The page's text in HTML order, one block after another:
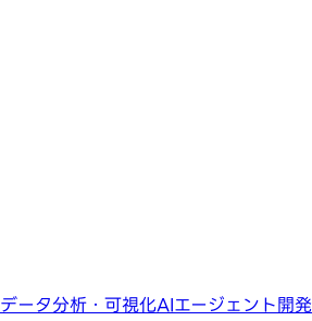
データ分析・可視化AIエージェント開発